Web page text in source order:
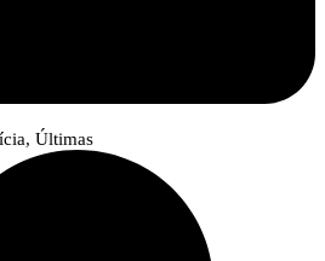
social a informação institucional e
próxima, rigorosa e acessível sobre os
as alterações climáticas, as pragas e
ou a agricultura digital assumem uma
contribuir para que o debate público
científico sólido e informação baseada na
, Últimas